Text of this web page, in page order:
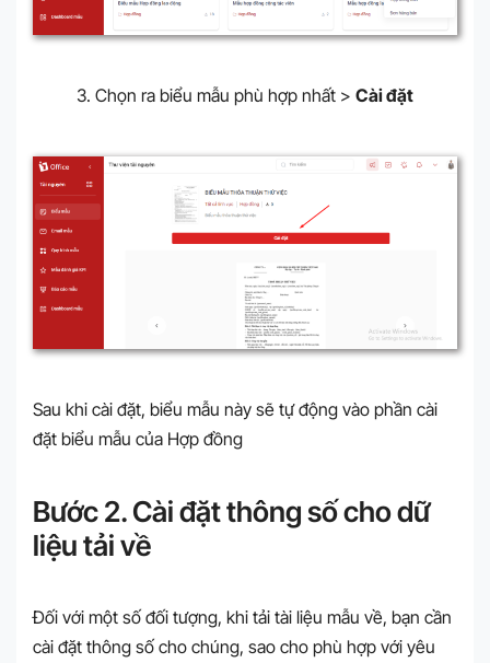
3. Chọn ra biểu mẫu phù hợp nhất > Cài đặt
Sau khi cài đặt, biểu mẫu này sẽ tự động vào phần cài
đặt biểu mẫu của Hợp đồng
Bước 2. Cài đặt thông số cho dữ
liệu tải về
Đối với một số đối tượng, khi tải tài liệu mẫu về, bạn cần
cài đặt thông số cho chúng, sao cho phù hợp với yêu